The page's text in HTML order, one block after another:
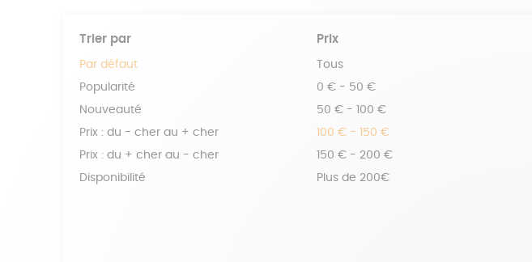
Trier par
Par défaut
Popularité
Nouveauté
Prix : du - cher au + cher
Prix : du + cher au - cher
Disponibilité
Prix
Tous
0 € - 50 €
50 € - 100 €
100 € - 150 €
150 € - 200 €
Plus de 200€